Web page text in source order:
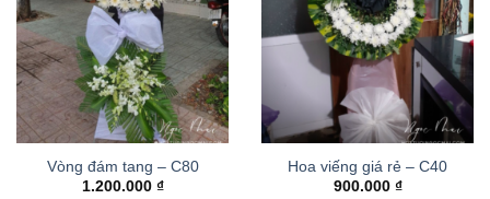
Vòng đám tang – C80
1.200.000 ₫
Hoa viếng giá rẻ – C40
900.000 ₫